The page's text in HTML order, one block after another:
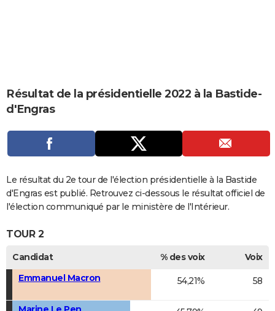
CARTE DE VOEUX
Carte de Noël
Carte Bonne année
Carte Saint-Valentin
Carte Pâques
Carte d'anniversaire
DICTIONNAIRE
Dictionnaire
Biographies
Expressions
Proverbes
PROGRAMME TV
S'inscrire
Se connecter
Lycées
Collèges
Primaires
Universités
Entreprises
Service militaire
Avis de recherche
AVIS DE DÉCÈS
Bricolage
Lifestyle
Culture
Sport
Auto
Television
Voyage
Cinema
Résultat de la présidentielle 2022 à la Bastide-
d'Engras
Le résultat du 2e tour de l'élection présidentielle à la Bastide
d'Engras est publié. Retrouvez ci-dessous le résultat officiel de
l'élection communiqué par le ministère de l'Intérieur.
TOUR 2
Candidat % des voix
Voix
Emmanuel Macron
54,21% 58